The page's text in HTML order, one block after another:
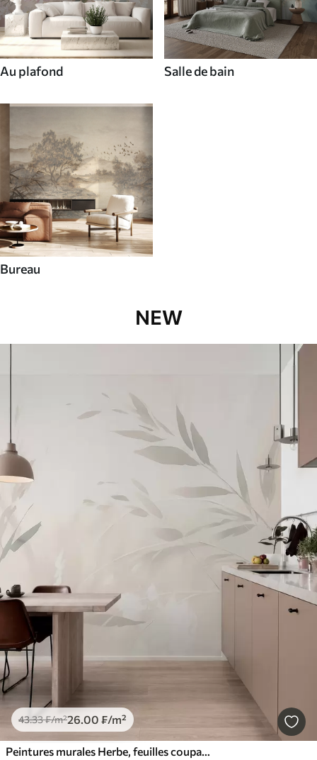
Au plafond Salle de bain
Bureau
NEW
43.33₣/m²26.00 ₣/m²
Peintures murales Herbe, feuilles coupantes